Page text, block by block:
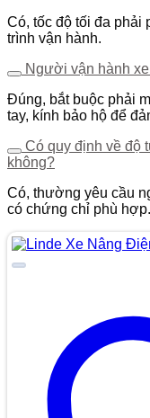
Có, tốc độ tối đa phải
trình vận hành.
Người vận hành
Đúng, bắt buộc phải
tay, kính bảo hộ để
Có quy định về độ
không?
Có, thường yêu cầu
có chứng chỉ phù hợp.